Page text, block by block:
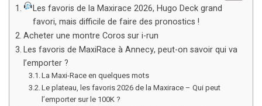
Les favoris de la Maxirace 2026, Hugo Deck grand
favori, mais difficile de faire des pronostics !
Acheter une montre Coros sur i-run
Les favoris de MaxiRace à Annecy, peut-on savoir qui va
l’emporter ?
La Maxi-Race en quelques mots
Le plateau, les favoris 2026 de la Maxirace – Qui peut
l’emporter sur le 100K ?